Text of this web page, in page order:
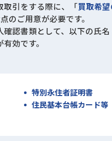
取引をする際に、「買取希
のご用意が必要です。
確認書類として、以下の氏
有効です。
特別永住者証明書
住民基本台帳カード等